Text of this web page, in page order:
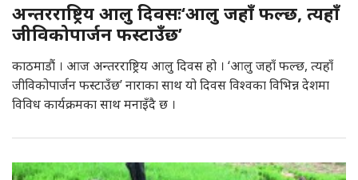
अन्तरराष्ट्रिय आलु दिवसः‘आलु जहाँ फल्छ, त्यहाँ
जीविकोपार्जन फस्टाउँछ’
काठमाडौं । आज अन्तरराष्ट्रिय आलु दिवस हो । ‘आलु जहाँ फल्छ, त्यहाँ
जीविकोपार्जन फस्टाउँछ’ नाराका साथ यो दिवस विश्वका विभिन्न देशमा
विविध कार्यक्रमका साथ मनाइँदै छ ।